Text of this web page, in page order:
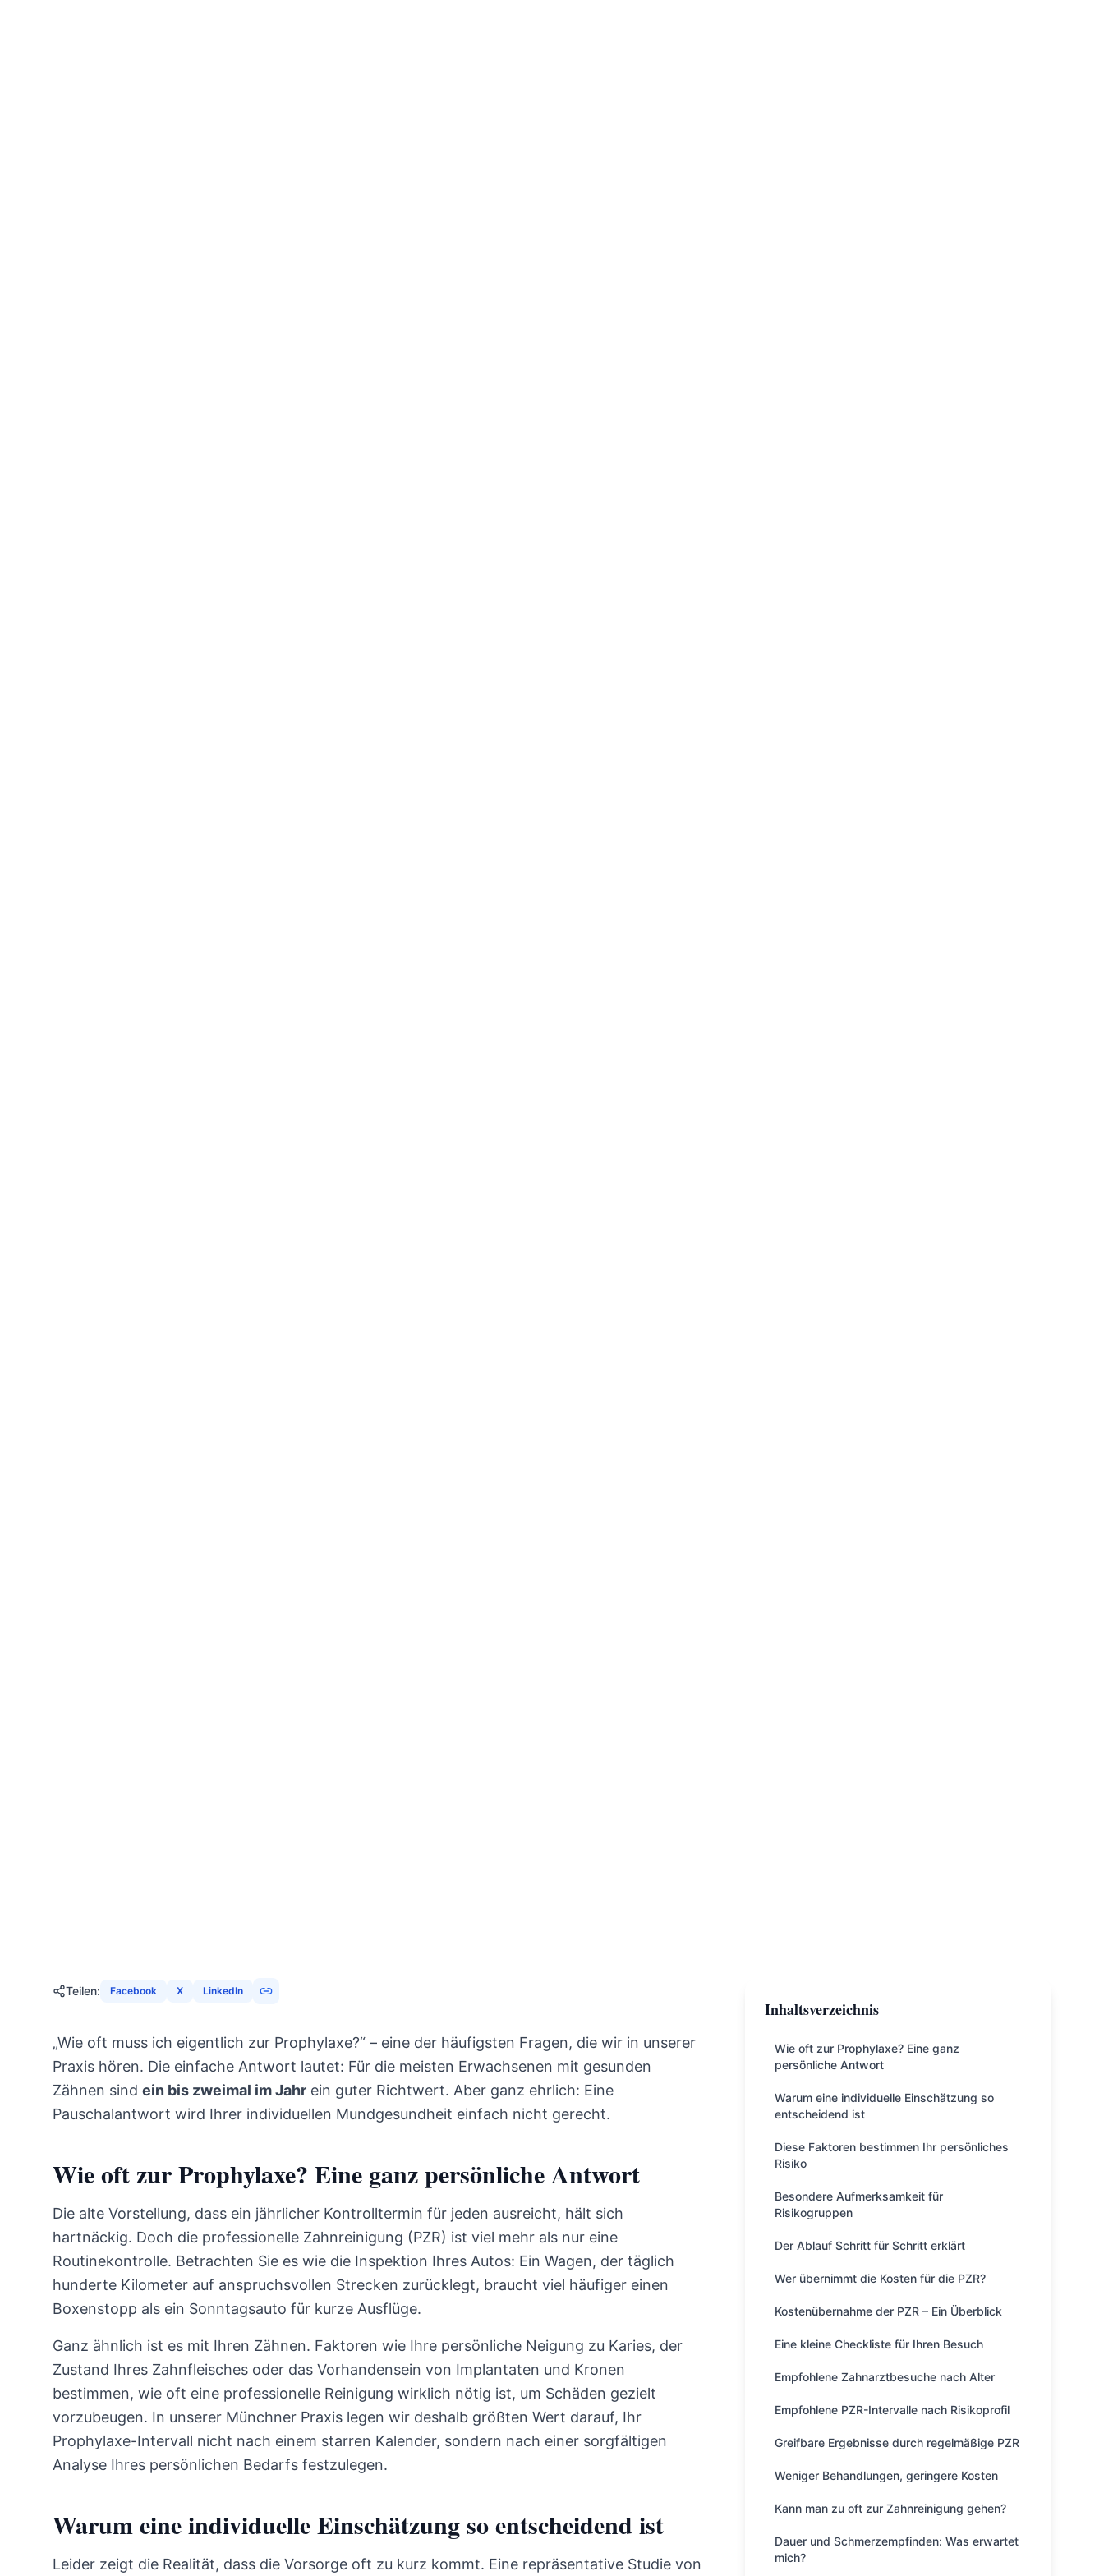
Teilen: Facebook X LinkedIn
„Wie oft muss ich eigentlich zur Prophylaxe?“ – eine der häufigsten Fragen, die wir in unserer
Praxis hören. Die einfache Antwort lautet: Für die meisten Erwachsenen mit gesunden
Zähnen sind ein bis zweimal im Jahr ein guter Richtwert. Aber ganz ehrlich: Eine
Pauschalantwort wird Ihrer individuellen Mundgesundheit einfach nicht gerecht.
Wie oft zur Prophylaxe? Eine ganz persönliche Antwort
Die alte Vorstellung, dass ein jährlicher Kontrolltermin für jeden ausreicht, hält sich
hartnäckig. Doch die professionelle Zahnreinigung (PZR) ist viel mehr als nur eine
Routinekontrolle. Betrachten Sie es wie die Inspektion Ihres Autos: Ein Wagen, der täglich
hunderte Kilometer auf anspruchsvollen Strecken zurücklegt, braucht viel häufiger einen
Boxenstopp als ein Sonntagsauto für kurze Ausflüge.
Ganz ähnlich ist es mit Ihren Zähnen. Faktoren wie Ihre persönliche Neigung zu Karies, der
Zustand Ihres Zahnfleisches oder das Vorhandensein von Implantaten und Kronen
bestimmen, wie oft eine professionelle Reinigung wirklich nötig ist, um Schäden gezielt
vorzubeugen. In unserer Münchner Praxis legen wir deshalb größten Wert darauf, Ihr
Prophylaxe-Intervall nicht nach einem starren Kalender, sondern nach einer sorgfältigen
Analyse Ihres persönlichen Bedarfs festzulegen.
Warum eine individuelle Einschätzung so entscheidend ist
Leider zeigt die Realität, dass die Vorsorge oft zu kurz kommt. Eine repräsentative Studie von
Inhaltsverzeichnis
Wie oft zur Prophylaxe? Eine ganz
persönliche Antwort
Warum eine individuelle Einschätzung so
entscheidend ist
Diese Faktoren bestimmen Ihr persönliches
Risiko
Besondere Aufmerksamkeit für
Risikogruppen
Der Ablauf Schritt für Schritt erklärt
Wer übernimmt die Kosten für die PZR?
Kostenübernahme der PZR – Ein Überblick
Eine kleine Checkliste für Ihren Besuch
Empfohlene Zahnarztbesuche nach Alter
Empfohlene PZR-Intervalle nach Risikoprofil
Greifbare Ergebnisse durch regelmäßige PZR
Weniger Behandlungen, geringere Kosten
Kann man zu oft zur Zahnreinigung gehen?
Dauer und Schmerzempfinden: Was erwartet
mich?